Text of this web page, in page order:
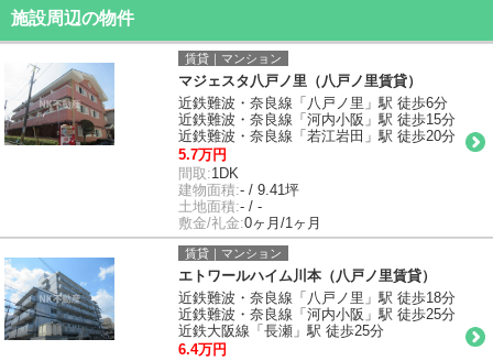
施設周辺の物件
賃貸｜マンション
マジェスタ八戸ノ里（八戸ノ里賃貸）
近鉄難波・奈良線「八戸ノ里」駅 徒歩6分
近鉄難波・奈良線「河内小阪」駅 徒歩15分
近鉄難波・奈良線「若江岩田」駅 徒歩20分
5.7万円
間取:1DK
建物面積:- / 9.41坪
土地面積:- / -
敷金/礼金:0ヶ月/1ヶ月
賃貸｜マンション
エトワールハイム川本（八戸ノ里賃貸）
近鉄難波・奈良線「八戸ノ里」駅 徒歩18分
近鉄難波・奈良線「河内小阪」駅 徒歩25分
近鉄大阪線「長瀬」駅 徒歩25分
6.4万円